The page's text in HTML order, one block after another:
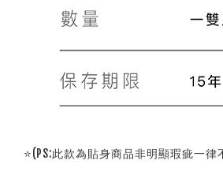
⭐(PS:此款為貼身商品非明顯瑕疵一